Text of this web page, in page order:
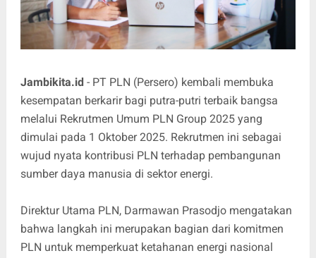
Jambikita.id- PT PLN (Persero) kembali membuka
kesempatan berkarir bagi putra-putri terbaik bangsa
melalui Rekrutmen Umum PLN Group 2025 yang
dimulai pada 1 Oktober 2025. Rekrutmen ini sebagai
wujud nyata kontribusi PLN terhadap pembangunan
sumber daya manusia di sektor energi.
Direktur Utama PLN, Darmawan Prasodjo mengatakan
bahwa langkah ini merupakan bagian dari komitmen
PLN untuk memperkuat ketahanan energi nasional